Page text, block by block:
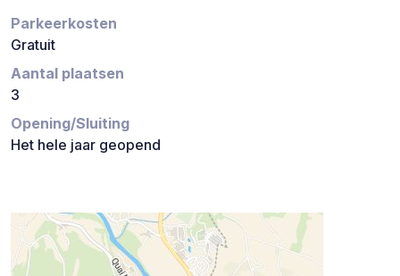
Parkeerkosten
Gratuit
Aantal plaatsen
3
Opening/Sluiting
Het hele jaar geopend